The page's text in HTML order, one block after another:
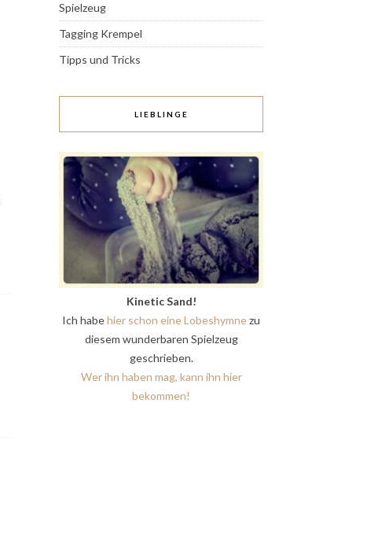
Spielzeug
Tagging Krempel
Tipps und Tricks
LIEBLINGE
Kinetic Sand!
Ich habehier schon eine Lobeshymnezu
diesem wunderbaren Spielzeug
geschrieben.
Wer ihn haben mag, kann ihn hier
bekommen!